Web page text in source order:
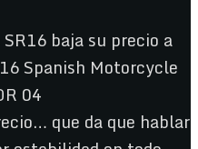
que da que hablar